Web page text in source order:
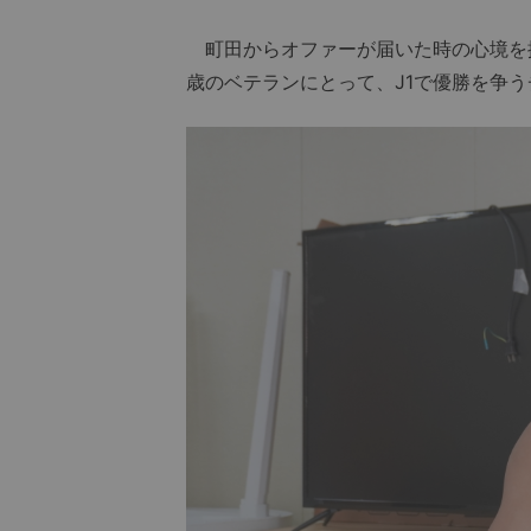
町田からオファーが届いた時の心境
歳のベテランにとって、J1で優勝を争